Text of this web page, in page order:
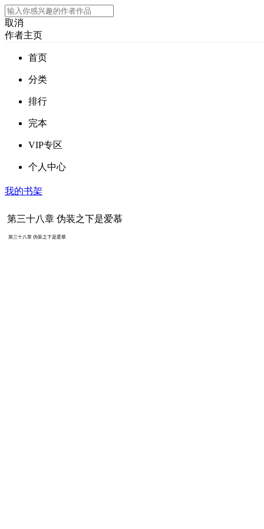
取消
作者主页
首页
分类
排行
完本
VIP专区
个人中心
我的书架
第三十八章 伪装之下是爱慕
第三十八章 伪装之下是爱慕